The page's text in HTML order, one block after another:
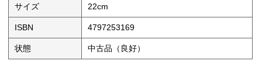
サイズ 22cm
ISBN 4797253169
状態 中古品（良好）